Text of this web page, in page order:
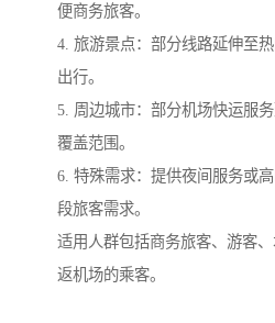
便商务旅客。
4. 旅游景点：部分线路延伸至
出行。
5. 周边城市：部分机场快运服
覆盖范围。
6. 特殊需求：提供夜间服务或
段旅客需求。
适用人群包括商务旅客、游客
返机场的乘客。